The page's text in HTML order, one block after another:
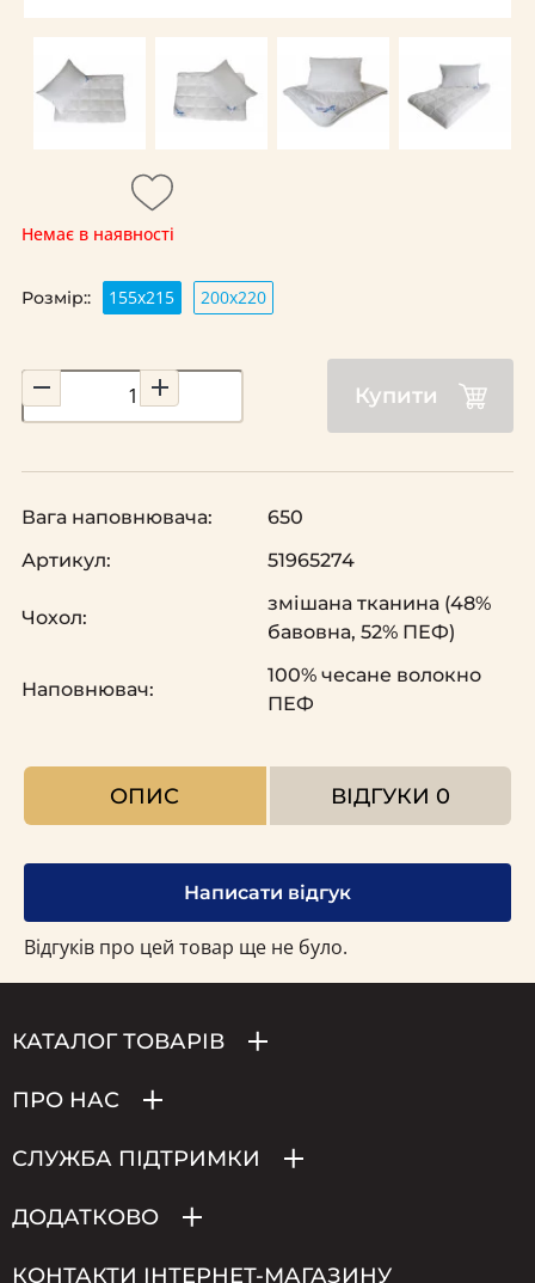
Немає в наявності
Розмір:: 155х215 200х220
Купити
Вага наповнювача:
650
Артикул:
51965274
Чохол:
змішана тканина (48%
бавовна, 52% ПЕФ)
Наповнювач:
100% чесане волокно
ПЕФ
ОПИС ВІДГУКИ 0
Написати відгук
Відгуків про цей товар ще не було.
КАТАЛОГ ТОВАРІВ
ПРО НАС
СЛУЖБА ПІДТРИМКИ
ДОДАТКОВО
КОНТАКТИ ІНТЕРНЕТ-МАГАЗИНУ